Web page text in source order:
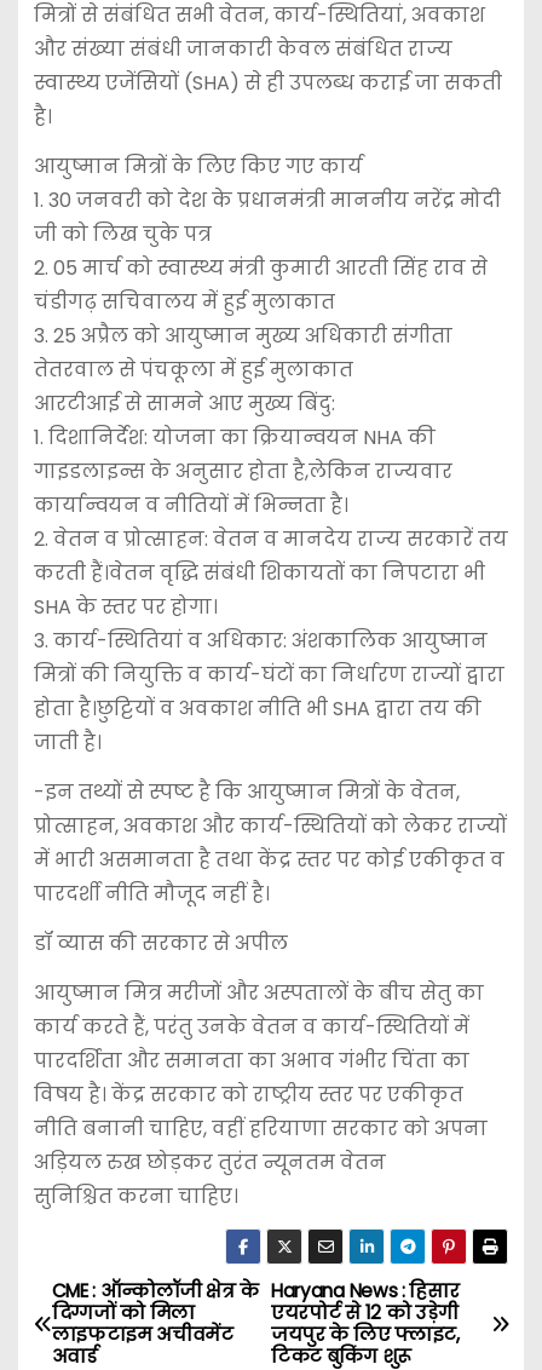
मित्रों से संबंधित सभी वेतन, कार्य-स्थितियां, अवकाश
और संख्या संबंधी जानकारी केवल संबंधित राज्य
स्वास्थ्य एजेंसियों (SHA) से ही उपलब्ध कराई जा सकती
है।
आयुष्मान मित्रों के लिए किए गए कार्य
1. 30 जनवरी को देश के प्रधानमंत्री माननीय नरेंद्र मोदी
जी को लिख चुके पत्र
2. 05 मार्च को स्वास्थ्य मंत्री कुमारी आरती सिंह राव से
चंडीगढ़ सचिवालय में हुई मुलाकात
3. ⁠25 अप्रैल को आयुष्मान मुख्य अधिकारी संगीता
तेतरवाल से पंचकूला में हुई मुलाकात
आरटीआई से सामने आए मुख्य बिंदु:
1. दिशानिर्देश: योजना का क्रियान्वयन NHA की
गाइडलाइन्स के अनुसार होता है,लेकिन राज्यवार
कार्यान्वयन व नीतियों में भिन्नता है।
2. वेतन व प्रोत्साहन: वेतन व मानदेय राज्य सरकारें तय
करती हैं।वेतन वृद्धि संबंधी शिकायतों का निपटारा भी
SHA के स्तर पर होगा।
3. कार्य-स्थितियां व अधिकार: अंशकालिक आयुष्मान
मित्रों की नियुक्ति व कार्य-घंटों का निर्धारण राज्यों द्वारा
होता है।छुट्टियों व अवकाश नीति भी SHA द्वारा तय की
जाती है।
-इन तथ्यों से स्पष्ट है कि आयुष्मान मित्रों के वेतन,
प्रोत्साहन, अवकाश और कार्य-स्थितियों को लेकर राज्यों
में भारी असमानता है तथा केंद्र स्तर पर कोई एकीकृत व
पारदर्शी नीति मौजूद नहीं है।
डॉ व्यास की सरकार से अपील
आयुष्मान मित्र मरीजों और अस्पतालों के बीच सेतु का
कार्य करते हैं, परंतु उनके वेतन व कार्य-स्थितियों में
पारदर्शिता और समानता का अभाव गंभीर चिंता का
विषय है। केंद्र सरकार को राष्ट्रीय स्तर पर एकीकृत
नीति बनानी चाहिए, वहीं हरियाणा सरकार को अपना
अड़ियल रुख छोड़कर तुरंत न्यूनतम वेतन
सुनिश्चित करना चाहिए।
P
o
Haryana News : हिसार
एयरपोर्ट से 12 को उड़ेगी
जयपुर के लिए फ्लाइट,
टिकट बुकिंग शुरू
CME : ऑन्कोलॉजी क्षेत्र के
दिग्गजों को मिला
लाइफटाइम अचीवमेंट
अवार्ड